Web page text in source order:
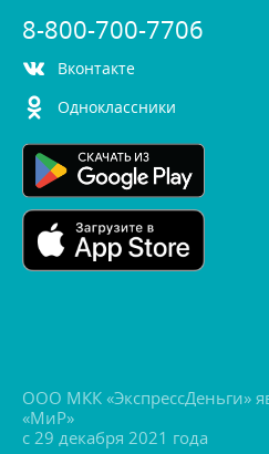
8-800-700-7706
контакте
Одноклассники
ООО МКК «ЭкспрессДеньги»
«МиР»
с 29 декабря 2021 года